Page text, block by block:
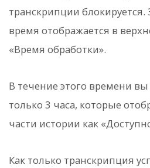
транскрипции
время отображается в
«Время обработки».
В течение этого времени
только 3 часа, которые
части истории как
Как только транскрипция